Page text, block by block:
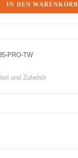
IN DEN WARENKORB
PRO-TW
und Zubehör